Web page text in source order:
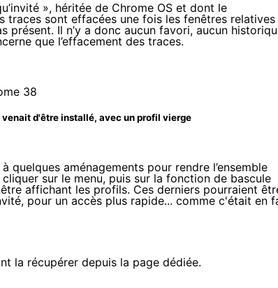
», héritée de Chrome OS et dont le
traces sont effacées une fois les fenêtres relatives
présent. Il n’y a donc aucun favori, aucun
que l’effacement des traces.
d'être installé, avec un profil vierge
aménagements pour rendre l’ensemble
sur le menu, puis sur la fonction de bascule
affichant les profils. Ces derniers pourraient
pour un accès plus rapide... comme c'était en
la récupérer depuis la page dédiée.